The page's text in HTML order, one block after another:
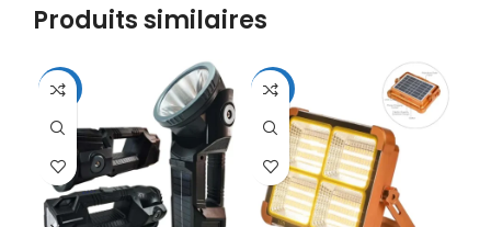
Produits similaires
-34% -39%